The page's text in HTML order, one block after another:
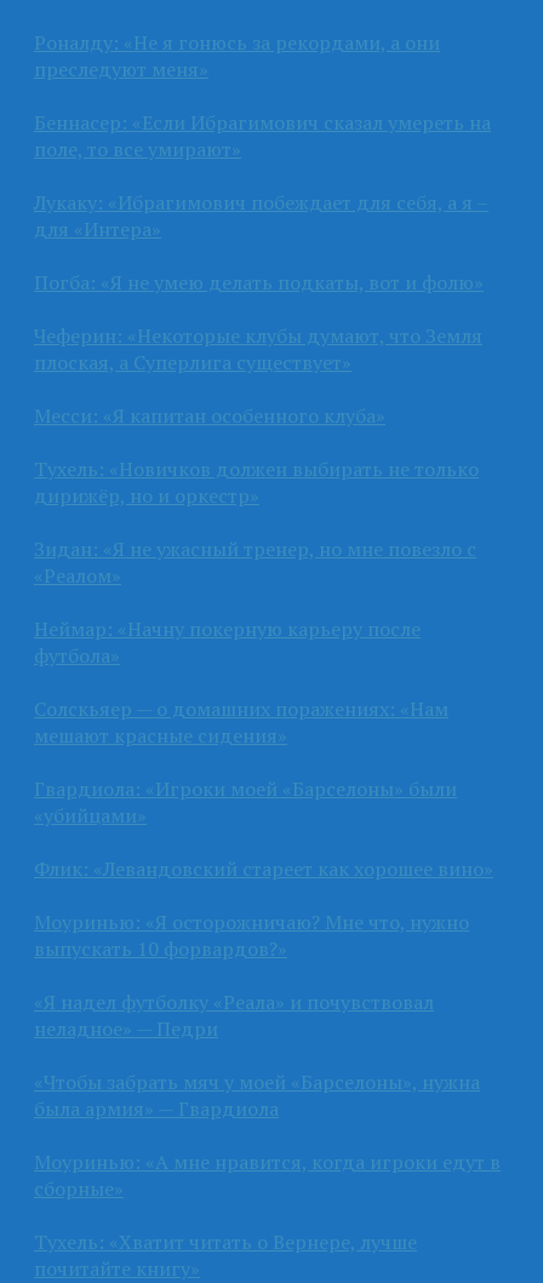
Роналду: «Не я гонюсь за рекордами, а они
преследуют меня»
Беннасер: «Если Ибрагимович сказал умереть на
поле, то все умирают»
Лукаку: «Ибрагимович побеждает для себя, а я –
для «Интера»
Погба: «Я не умею делать подкаты, вот и фолю»
Чеферин: «Некоторые клубы думают, что Земля
плоская, а Суперлига существует»
Месси: «Я капитан особенного клуба»
Тухель: «Новичков должен выбирать не только
дирижёр, но и оркестр»
Зидан: «Я не ужасный тренер, но мне повезло с
«Реалом»
Неймар: «Начну покерную карьеру после
футбола»
Солскьяер — о домашних поражениях: «Нам
мешают красные сидения»
Гвардиола: «Игроки моей «Барселоны» были
«убийцами»
Флик: «Левандовский стареет как хорошее вино»
Моуринью: «Я осторожничаю? Мне что, нужно
выпускать 10 форвардов?»
«Я надел футболку «Реала» и почувствовал
неладное» — Педри
«Чтобы забрать мяч у моей «Барселоны», нужна
была армия» — Гвардиола
Моуринью: «А мне нравится, когда игроки едут в
сборные»
Тухель: «Хватит читать о Вернере, лучше
почитайте книгу»